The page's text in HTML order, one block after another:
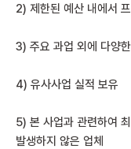
2) 제한된 예산 내에서
3) 주요 과업 외에 다양
4) 유사사업 실적 보유
5) 본 사업과 관련하여
발생하지 않은 업체